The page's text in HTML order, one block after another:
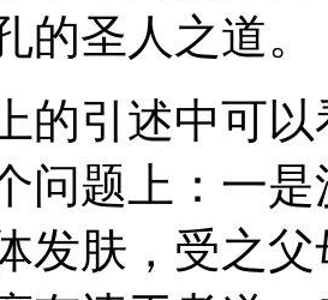
的圣人之道
引述中可以
问题上：一
发肤，受之